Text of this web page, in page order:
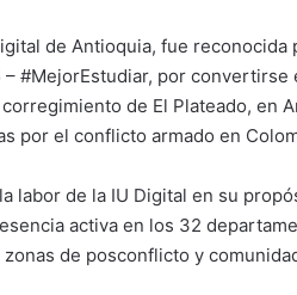
de Antioquia, fue
– #MejorEstudiar, por
de El Plateado, en
por el conflicto armado en
labor de la IU Digital en su
activa en los 32
de posconflicto y